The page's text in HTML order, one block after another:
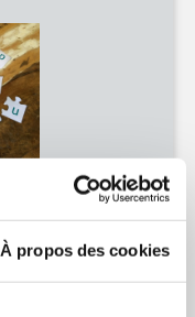
À propos des cookies